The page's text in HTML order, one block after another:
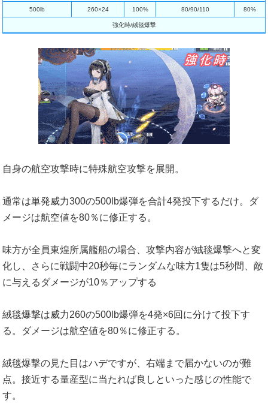
500lb 260×24 100% 80/90/110 80%
強化時/絨毯爆撃
自身の航空攻撃時に特殊航空攻撃を展開。
通常は単発威力300の500lb爆弾を合計4発投下するだけ。ダ
メージは航空値を80％に修正する。
味方が全員東煌所属艦船の場合、攻撃内容が絨毯爆撃へと変
化し、さらに戦闘中20秒毎にランダムな味方1隻は5秒間、敵
に与えるダメージが10％アップする
絨毯爆撃は威力260の500lb爆弾を4発×6回に分けて投下す
る。ダメージは航空値を80％に修正する。
絨毯爆撃の見た目はハデですが、右端まで届かないのが難
点。接近する量産型に当たれば良しといった感じの性能で
す。